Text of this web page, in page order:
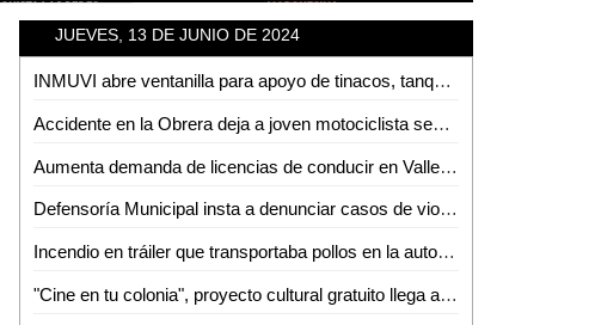
JUEVES, 13 DE JUNIO DE 2024
INMUVI abre ventanilla para apoyo de tinacos, tanques de gas y lámina
Accidente en la Obrera deja a joven motociclista severamente lesionado
Aumenta demanda de licencias de conducir en Valles por temporada vacacional
Defensoría Municipal insta a denunciar casos de violencia familiar tras incidente en El Carmen 2
Incendio en tráiler que transportaba pollos en la autopista Valles-Rayón
"Cine en tu colonia", proyecto cultural gratuito llega a comunidades de Ciudad Valles